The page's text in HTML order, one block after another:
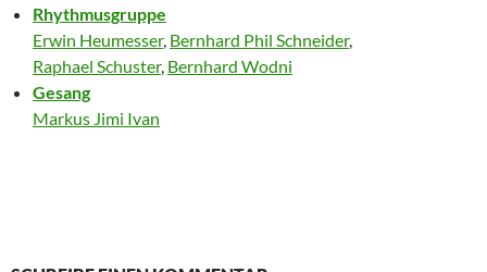
Rhythmusgruppe
Erwin Heumesser, Bernhard Phil Schneider,
Raphael Schuster, Bernhard Wodni
Gesang
Markus Jimi Ivan